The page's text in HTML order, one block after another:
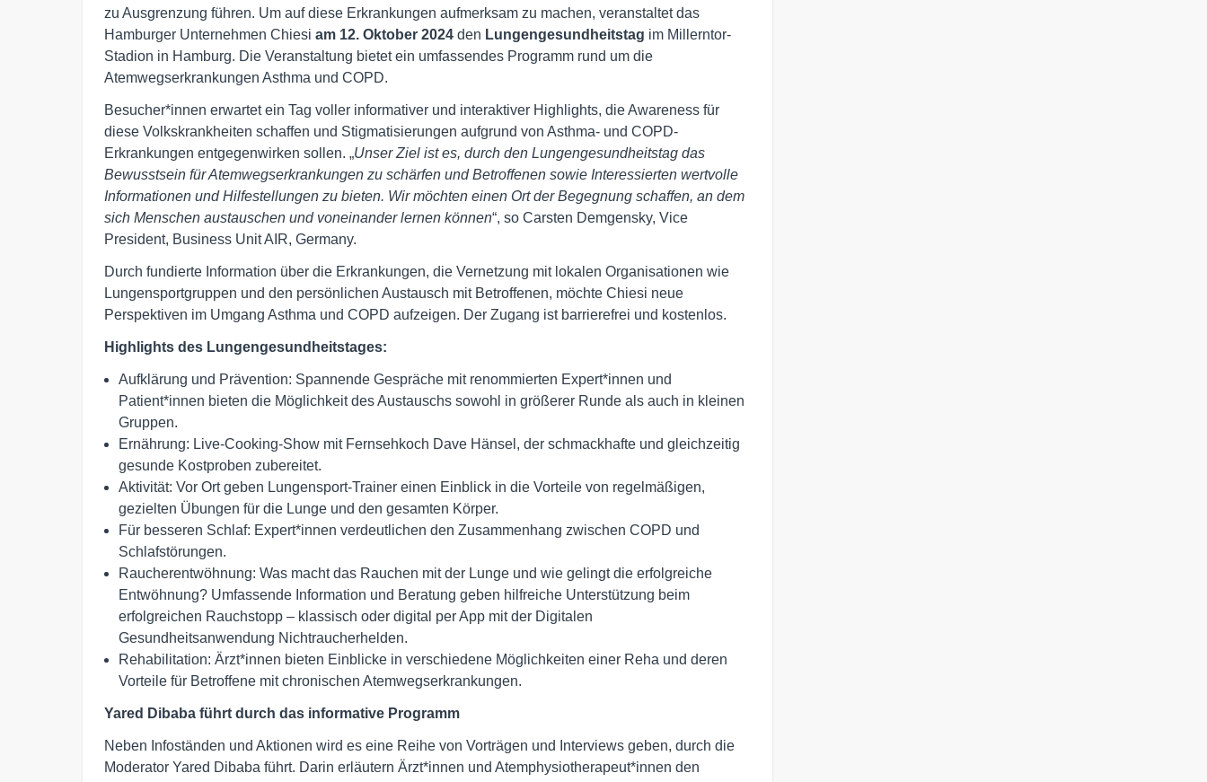
zu Ausgrenzung führen. Um auf diese Erkrankungen aufmerksam zu machen, veranstaltet das
Hamburger Unternehmen Chiesi am 12. Oktober 2024 den Lungengesundheitstag im Millerntor-
Stadion in Hamburg. Die Veranstaltung bietet ein umfassendes Programm rund um die
Atemwegserkrankungen Asthma und COPD.
Besucher*innen erwartet ein Tag voller informativer und interaktiver Highlights, die Awareness für
diese Volkskrankheiten schaffen und Stigmatisierungen aufgrund von Asthma- und COPD-
Erkrankungen entgegenwirken sollen. „Unser Ziel ist es, durch den Lungengesundheitstag das
Bewusstsein für Atemwegserkrankungen zu schärfen und Betroffenen sowie Interessierten wertvolle
Informationen und Hilfestellungen zu bieten. Wir möchten einen Ort der Begegnung schaffen, an dem
sich Menschen austauschen und voneinander lernen können“, so Carsten Demgensky, Vice
President, Business Unit AIR, Germany.
Durch fundierte Information über die Erkrankungen, die Vernetzung mit lokalen Organisationen wie
Lungensportgruppen und den persönlichen Austausch mit Betroffenen, möchte Chiesi neue
Perspektiven im Umgang Asthma und COPD aufzeigen. Der Zugang ist barrierefrei und kostenlos.
Highlights des Lungengesundheitstages:
Aufklärung und Prävention: Spannende Gespräche mit renommierten Expert*innen und
Patient*innen bieten die Möglichkeit des Austauschs sowohl in größerer Runde als auch in kleinen
Gruppen.
Ernährung: Live-Cooking-Show mit Fernsehkoch Dave Hänsel, der schmackhafte und gleichzeitig
gesunde Kostproben zubereitet.
Aktivität: Vor Ort geben Lungensport-Trainer einen Einblick in die Vorteile von regelmäßigen,
gezielten Übungen für die Lunge und den gesamten Körper.
Für besseren Schlaf: Expert*innen verdeutlichen den Zusammenhang zwischen COPD und
Schlafstörungen.
Raucherentwöhnung: Was macht das Rauchen mit der Lunge und wie gelingt die erfolgreiche
Entwöhnung? Umfassende Information und Beratung geben hilfreiche Unterstützung beim
erfolgreichen Rauchstopp – klassisch oder digital per App mit der Digitalen
Gesundheitsanwendung Nichtraucherhelden.
Rehabilitation: Ärzt*innen bieten Einblicke in verschiedene Möglichkeiten einer Reha und deren
Vorteile für Betroffene mit chronischen Atemwegserkrankungen.
Yared Dibaba führt durch das informative Programm
Neben Infoständen und Aktionen wird es eine Reihe von Vorträgen und Interviews geben, durch die
Moderator Yared Dibaba führt. Darin erläutern Ärzt*innen und Atemphysiotherapeut*innen den